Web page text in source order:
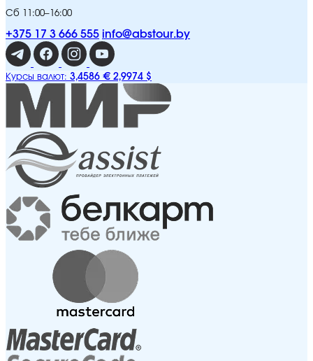
Сб 11:00–16:00
+375 17 3 666 555 info@abstour.by
Курсы валют: 3,4586 € 2,9974 $